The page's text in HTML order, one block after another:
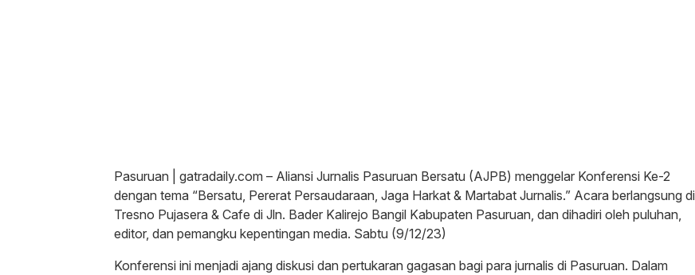
Pasuruan | gatradaily.com – Aliansi Jurnalis Pasuruan Bersatu (AJPB) menggelar Konferensi Ke-2
dengan tema “Bersatu, Pererat Persaudaraan, Jaga Harkat & Martabat Jurnalis.” Acara berlangsung di
Tresno Pujasera & Cafe di Jln. Bader Kalirejo Bangil Kabupaten Pasuruan, dan dihadiri oleh puluhan,
editor, dan pemangku kepentingan media. Sabtu (9/12/23)
Konferensi ini menjadi ajang diskusi dan pertukaran gagasan bagi para jurnalis di Pasuruan. Dalam